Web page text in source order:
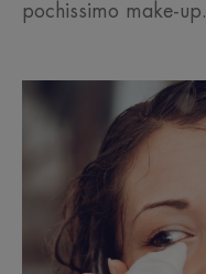
pochissimo make-up.